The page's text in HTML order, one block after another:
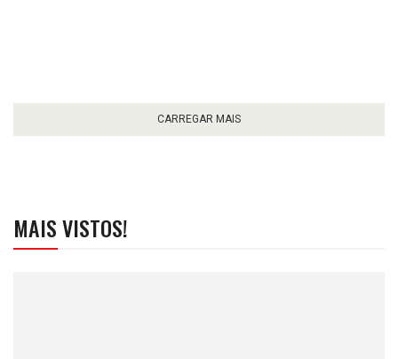
CARREGAR MAIS
MAIS VISTOS!